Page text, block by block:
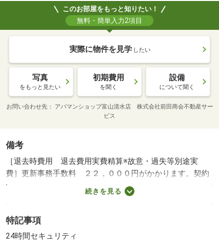
このお部屋をもっと知りたい！
無料・簡単入力2項目
実際に物件を見学 したい
写真
をもっと見たい
初期費用
を聞く
設備
について聞く
お問い合わせ先
アパマンショップ富山清水店 株式会社前田商会不動産サー
ビス
備考
［退去時費用 退去費用実費精算※故意・過失等別途実
費］更新事務手数料 ２２，０００円がかかります。契約
時にクリーニング費６０，０００円、鍵セット費３，３０
０円（税込）が必要となります。貸主インボイス登録あ
証委託料：２．２万／月額保証委託料：賃料総額の２．
２％又は５．５％ ※ペット可は２．５万／２．５％ 新
続きを見る
特記事項
24時間セキュリティ